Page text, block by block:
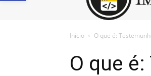
Início O que é:
O que